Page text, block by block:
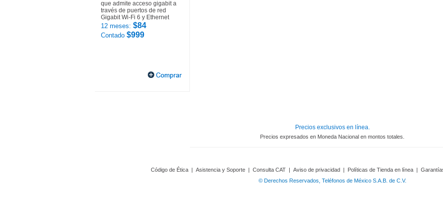
que admite acceso gigabit a
través de puertos de red
Gigabit Wi-Fi 6 y Ethernet
12 meses: $84
Contado $999
Precios exclusivos en línea.
Precios expresados en Moneda Nacional en montos totales.
Código de Ética | Asistencia y Soporte | Consulta CAT | Aviso de privacidad | Políticas de Tienda en línea |
© Derechos Reservados, Teléfonos de México S.A.B. de C.V.